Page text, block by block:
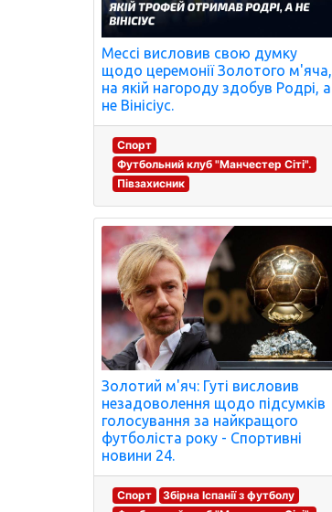
Мессі висловив свою думку
щодо церемонії Золотого м'яча,
на якій нагороду здобув Родрі, а
не Вінісіус.
Спорт
Футбольний клуб "Манчестер Сіті".
Півзахисник
Золотий м'яч: Гуті висловив
незадоволення щодо підсумків
голосування за найкращого
футболіста року - Спортивні
новини 24.
Спорт
Збірна Іспанії з футболу